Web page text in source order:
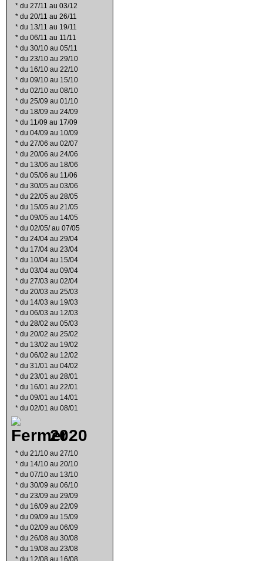
* du 27/11 au 03/12
* du 20/11 au 26/11
* du 13/11 au 19/11
* du 06/11 au 11/11
* du 30/10 au 05/11
* du 23/10 au 29/10
* du 16/10 au 22/10
* du 09/10 au 15/10
* du 02/10 au 08/10
* du 25/09 au 01/10
* du 18/09 au 24/09
* du 11/09 au 17/09
* du 04/09 au 10/09
* du 27/06 au 02/07
* du 20/06 au 24/06
* du 13/06 au 18/06
* du 05/06 au 11/06
* du 30/05 au 03/06
* du 22/05 au 28/05
* du 15/05 au 21/05
* du 09/05 au 14/05
* du 02/05/ au 07/05
* du 24/04 au 29/04
* du 17/04 au 23/04
* du 10/04 au 15/04
* du 03/04 au 09/04
* du 27/03 au 02/04
* du 20/03 au 25/03
* du 14/03 au 19/03
* du 06/03 au 12/03
* du 28/02 au 05/03
* du 20/02 au 25/02
* du 13/02 au 19/02
* du 06/02 au 12/02
* du 31/01 au 04/02
* du 23/01 au 28/01
* du 16/01 au 22/01
* du 09/01 au 14/01
* du 02/01 au 08/01
2020
* du 21/10 au 27/10
* du 14/10 au 20/10
* du 07/10 au 13/10
* du 30/09 au 06/10
* du 23/09 au 29/09
* du 16/09 au 22/09
* du 09/09 au 15/09
* du 02/09 au 06/09
* du 26/08 au 30/08
* du 19/08 au 23/08
* du 12/08 au 16/08